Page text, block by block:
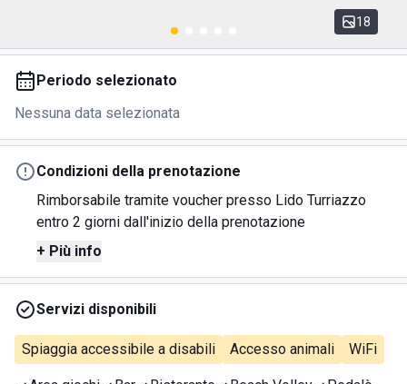
18
Periodo selezionato
Nessuna data selezionata
Condizioni della prenotazione
Rimborsabile tramite voucher presso Lido Turriazzo
entro 2 giorni dall'inizio della prenotazione
+ Più info
Servizi disponibili
Spiaggia accessibile a disabili Accesso animali WiFi